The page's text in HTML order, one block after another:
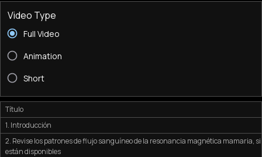
Video Type
Full Video
Animation
Short
Título
1. Introducción
2. Revise los patrones de flujo sanguíneo de la resonancia magnética mamaria, si
están disponibles